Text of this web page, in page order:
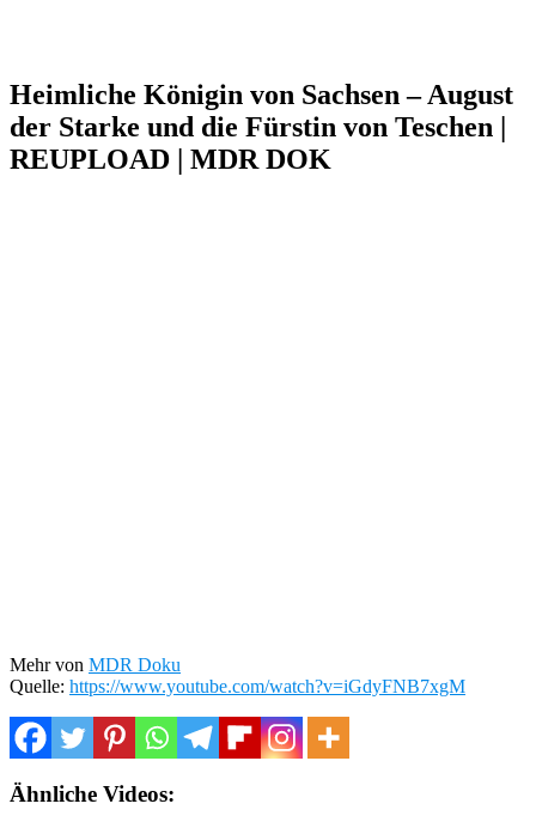
Heimliche Königin von Sachsen – August
der Starke und die Fürstin von Teschen |
REUPLOAD | MDR DOK
Mehr von MDR Doku
Quelle: https://www.youtube.com/watch?v=iGdyFNB7xgM
Ähnliche Videos: